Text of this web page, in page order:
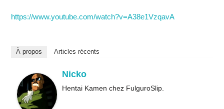
https://www.youtube.com/watch?v=A38e1VzqavA
À propos Articles récents
Nicko
Hentai Kamen chez FulguroSlip.